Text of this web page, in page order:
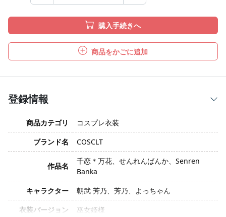
購入手続きへ
商品をかごに追加
登録情報
商品カテゴリ
コスプレ衣装
ブランド名
COSCLT
作品名
千恋＊万花、せんれんばんか、Senren
Banka
キャラクター
朝武 芳乃、芳乃、よっちゃん
衣装バージョン
巫女姫様